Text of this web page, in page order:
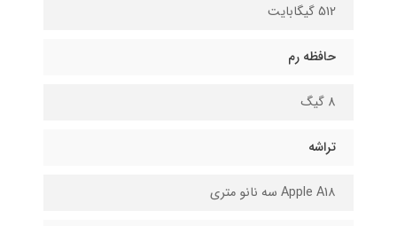
512 گیگابایت
حافظه رم
8 گیگ
تراشه
Apple A1۸ سه نانو متری